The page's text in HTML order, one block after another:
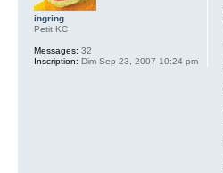
ingring
Petit KC
Messages: 32
Inscription: Dim Sep 23, 2007 10:24 pm